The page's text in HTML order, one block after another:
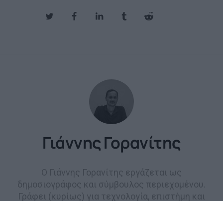
Γιάννης Γορανίτης
Ο Γιάννης Γορανίτης εργάζεται ως
δημοσιογράφος και σύμβουλος περιεχομένου.
Γράφει (κυρίως) για τεχνολογία, επιστήμη και